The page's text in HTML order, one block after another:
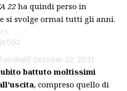
22ha quindi perso in
si svolge ormai tutti gli anni.
October 22, 2021
battuto moltissimi
, compreso quello di